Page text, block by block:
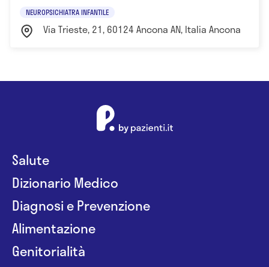
NEUROPSICHIATRA INFANTILE
Via Trieste, 21, 60124 Ancona AN, Italia Ancona
Salute
Dizionario Medico
Diagnosi e Prevenzione
Alimentazione
Genitorialità